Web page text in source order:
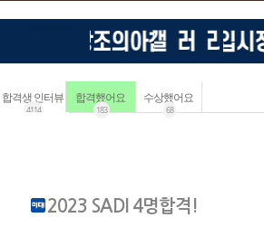
합격생 인터뷰
4114
합격했어요
183
수상했어요
68
2023 SADI 4명합격!